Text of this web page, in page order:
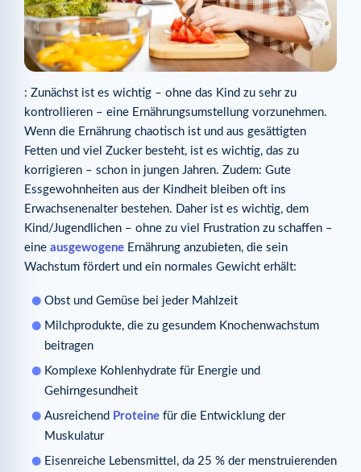
: Zunächst ist es wichtig – ohne das Kind zu sehr zu
kontrollieren – eine Ernährungsumstellung vorzunehmen.
Wenn die Ernährung chaotisch ist und aus gesättigten
Fetten und viel Zucker besteht, ist es wichtig, das zu
korrigieren – schon in jungen Jahren. Zudem: Gute
Essgewohnheiten aus der Kindheit bleiben oft ins
Erwachsenenalter bestehen. Daher ist es wichtig, dem
Kind/Jugendlichen – ohne zu viel Frustration zu schaffen –
eine ausgewogene Ernährung anzubieten, die sein
Wachstum fördert und ein normales Gewicht erhält:
Obst und Gemüse bei jeder Mahlzeit
Milchprodukte, die zu gesundem Knochenwachstum
beitragen
Komplexe Kohlenhydrate für Energie und
Gehirngesundheit
Ausreichend Proteine für die Entwicklung der
Muskulatur
Eisenreiche Lebensmittel, da 25 % der menstruierenden